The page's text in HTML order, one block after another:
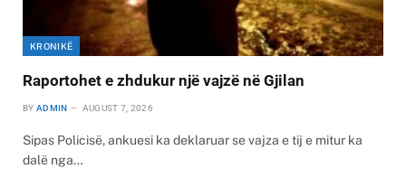
KRONIKË
Raportohet e zhdukur një vajzë në Gjilan
BY ADMIN AUGUST 7, 2026
Sipas Policisë, ankuesi ka deklaruar se vajza e tij e mitur ka
dalë nga…